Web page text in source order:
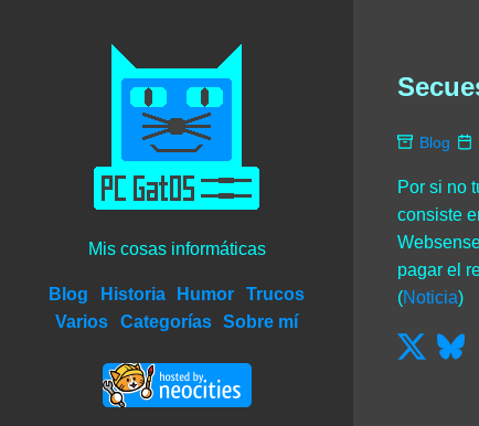
Mis cosas informáticas
Blog Historia Humor
Trucos
Varios
Categorías Sobre mí
Blog
Por si no
consiste
pagar el
(Noticia)